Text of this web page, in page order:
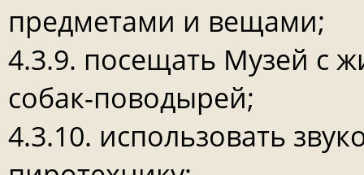
предметами и вещами;
4.3.9. посещать Музей с
собак-поводырей;
4.3.10. использовать